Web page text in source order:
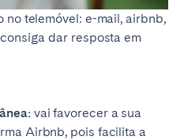
telemóvel: e-mail, airbnb,
dar resposta em
vai favorecer a sua
Airbnb, pois facilita a